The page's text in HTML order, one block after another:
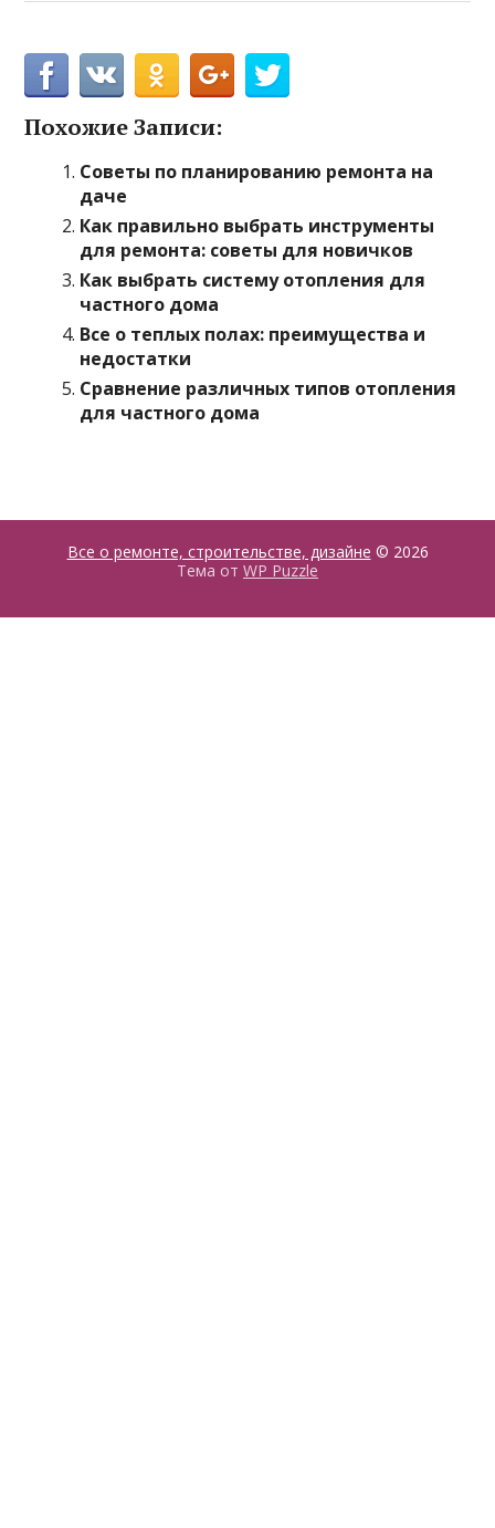
Похожие Записи:
Советы по планированию ремонта на
даче
Как правильно выбрать инструменты
для ремонта: советы для новичков
Как выбрать систему отопления для
частного дома
Все о теплых полах: преимущества и
недостатки
Сравнение различных типов отопления
для частного дома
Все о ремонте, строительстве, дизайне © 2026
Тема от WP Puzzle